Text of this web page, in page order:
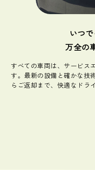
いつ
万全の
すべての車両は、サービス
す。最新の設備と確かな技
らご返却まで、快適なドラ